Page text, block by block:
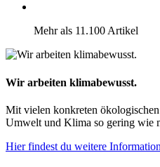
Mehr als 11.100 Artikel
Wir arbeiten klimabewusst.
Mit vielen konkreten
Umwelt und Klima so gering wie
Hier findest du weitere